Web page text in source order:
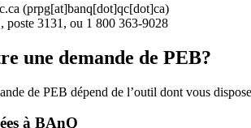
(prpg[at]banq[dot]qc[dot]ca)
poste 3131, ou 1 800 363-9028
une demande de PEB?
de PEB dépend de l’outil dont vous
à BAnQ